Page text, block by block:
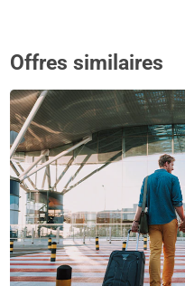
Offres similaires